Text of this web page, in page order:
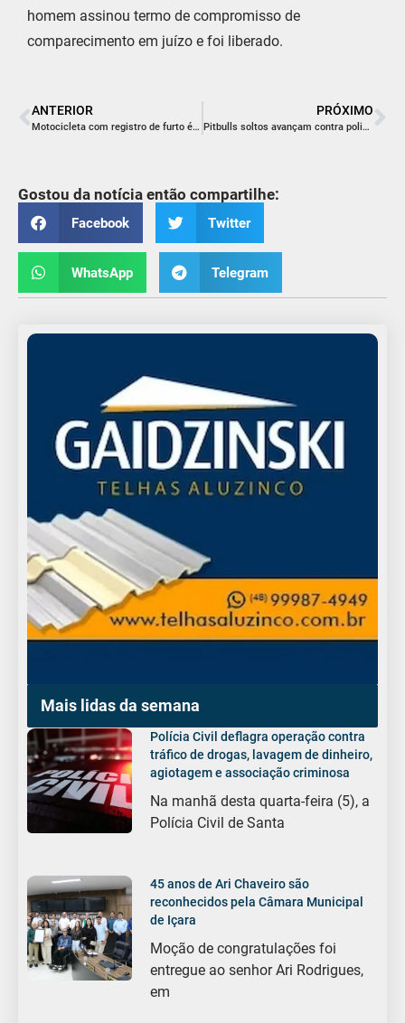
homem assinou termo de compromisso de
comparecimento em juízo e foi liberado.
ANTERIOR
Motocicleta com registro de furto é localizada em Içara
PRÓXIMO
Pitbulls soltos avançam contra policiais e motivam ocorrência em Criciúma
Gostou da notícia então compartilhe:
Facebook Twitter
WhatsApp Telegram
Mais lidas da semana
Polícia Civil deflagra operação contra
tráfico de drogas, lavagem de dinheiro,
agiotagem e associação criminosa
Na manhã desta quarta-feira (5), a
Polícia Civil de Santa
45 anos de Ari Chaveiro são
reconhecidos pela Câmara Municipal
de Içara
Moção de congratulações foi
entregue ao senhor Ari Rodrigues,
em